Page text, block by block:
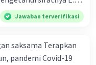
Jawaban terverifikasi
Terapkan